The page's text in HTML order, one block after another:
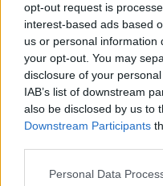
opt-out request is
interest-based ads based
us or personal information
your opt-out. You may
disclosure of your
IAB’s list of downstream
also be disclosed by us to
Downstream Participants
Please note that this
Personal Data
Κοινοβούλιο, οι
θα την
Δείτε τις δηλώσεις
του Μισέλ Μπαρνιέ
Για «δίκαιη και
λόγο η πρόεδρος της
παλέψουμε γι' αυτήν